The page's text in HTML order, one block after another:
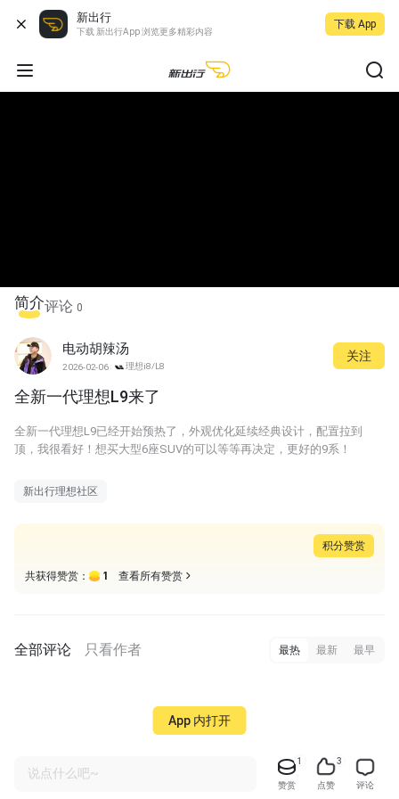
新出行
下载 新出行App 浏览更多精彩内容
下载 App
简介评论 0
电动胡辣汤
2026-02-06 理想i8/L8
关注
全新一代理想L9来了
全新一代理想L9已经开始预热了，外观优化延续经典设计，配置拉到
顶，我很看好！想买大型6座SUV的可以等等再决定，更好的9系！
新出行理想社区
积分赞赏
共获得赞赏： 1 查看所有赞赏
全部评论 只看作者 最热 最新 最早
说点什么吧~
1
赞赏
3
点赞 评论
App 内打开